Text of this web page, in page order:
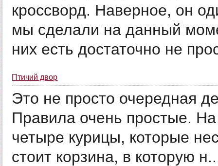
кроссворд. Наверное, он
мы сделали на данный
них есть достаточно не
Птичий двор
Это не просто очередная
Правила очень простые.
четыре курицы, которые
стоит корзина, в которую